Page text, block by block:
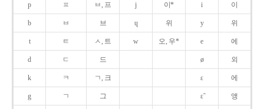
p ㅍ ㅂ, 프 j 이* i 이
b ㅂ 브 ɥ 위 y 위
t ㅌ ㅅ, 트 w 오, 우* e 에
d ㄷ 드 ø 외
k ㅋ ㄱ, 크 ɛ 에
g ㄱ 그 ɛ̃ 앵